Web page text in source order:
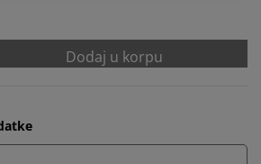
Dodaj u korpu